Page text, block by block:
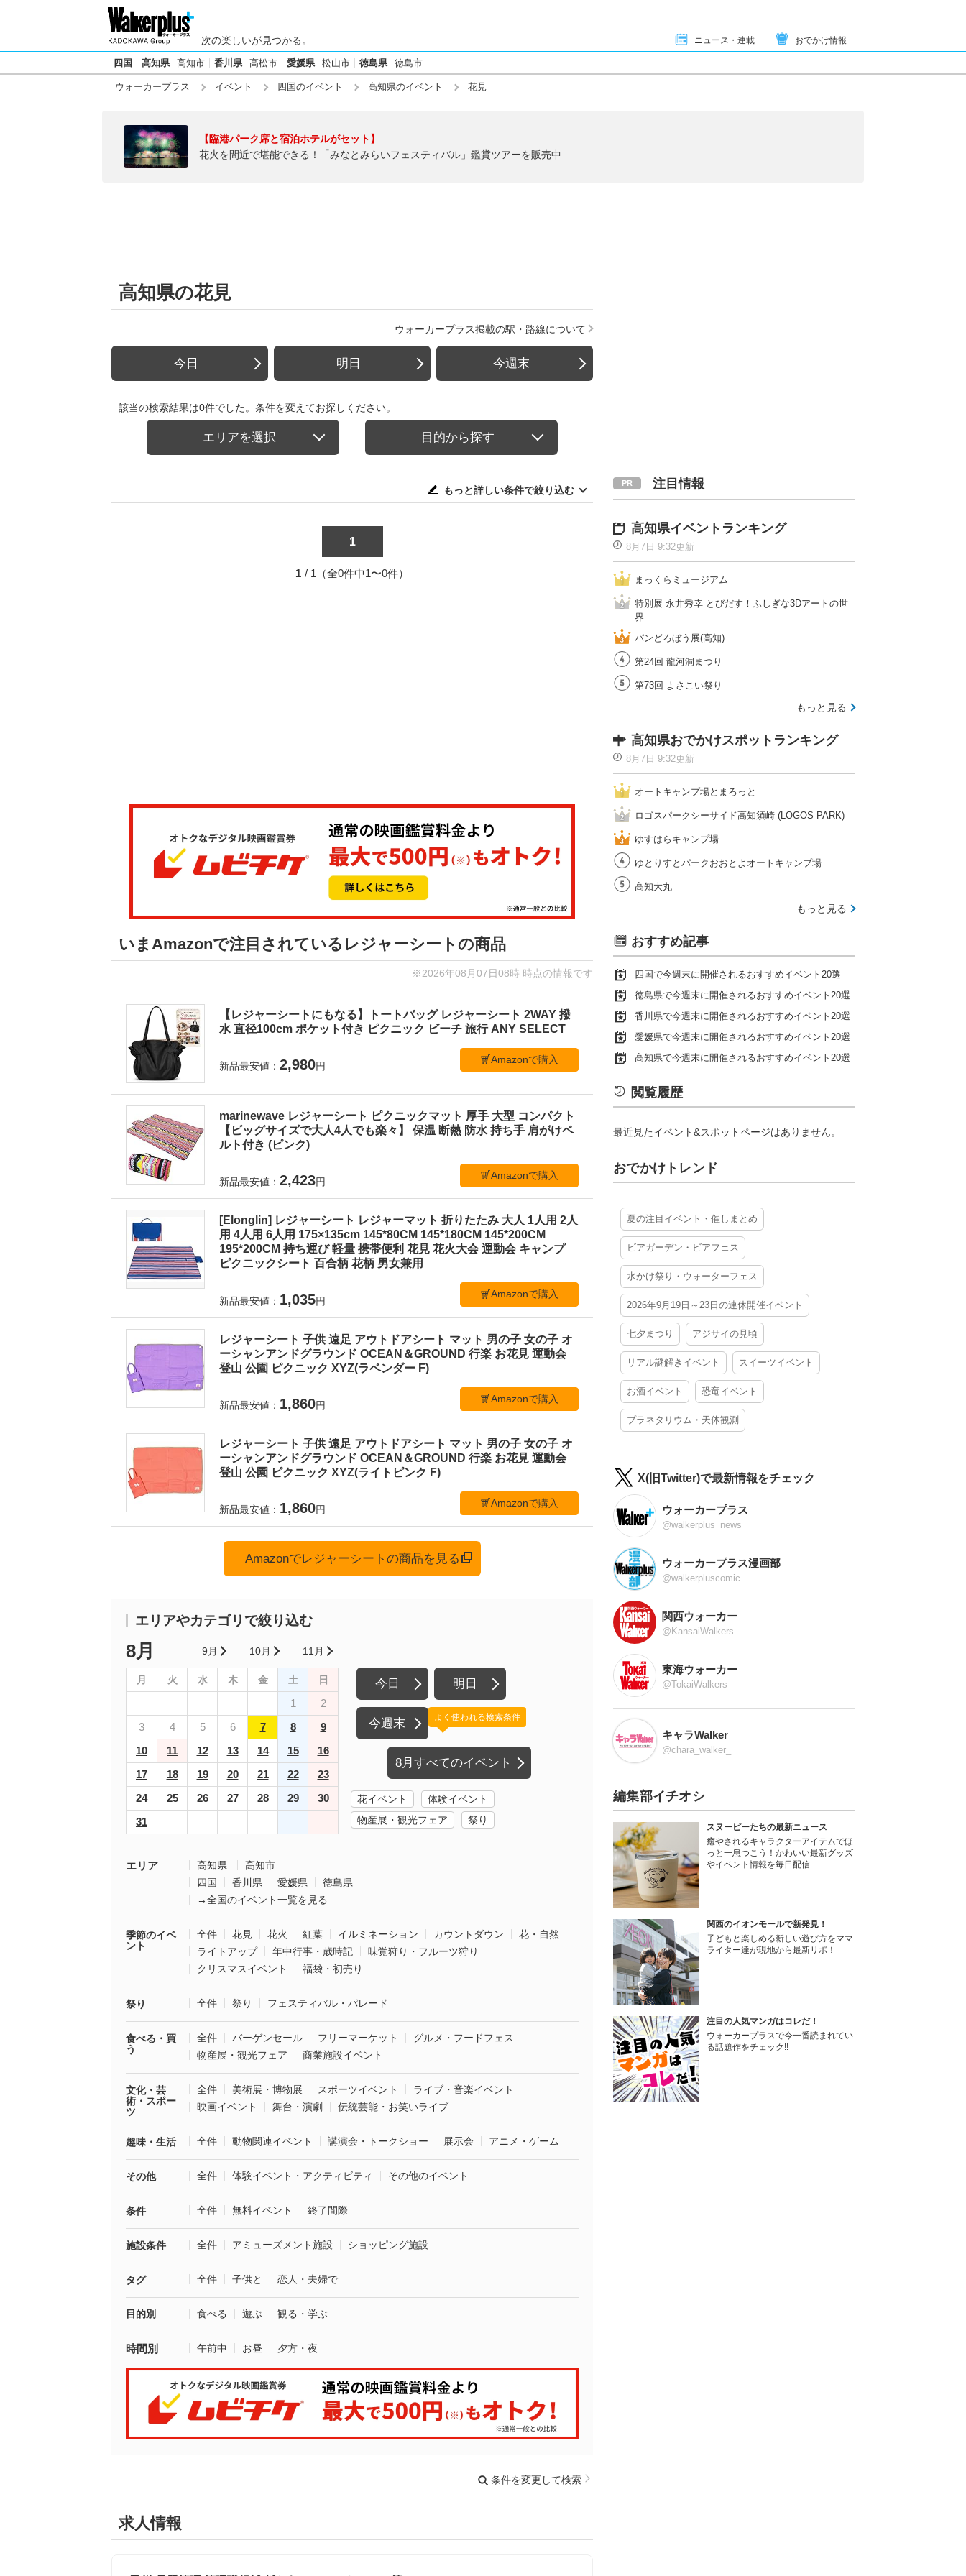
次の楽しいが見つかる。 ニュース・連載 おでかけ情報
四国 高知県 高知市 香川県 高松市 愛媛県 松山市 徳島県 徳島市
ウォーカープラス イベント 四国のイベント 高知県のイベント 花見
【臨港パーク席と宿泊ホテルがセット】
花火を間近で堪能できる！「みなとみらいフェスティバル」鑑賞ツアーを販売中
高知県の花見
ウォーカープラス掲載の駅・路線について
今日 明日 今週末
該当の検索結果は0件でした。条件を変えてお探しください。
エリアを選択 目的から探す
もっと詳しい条件で絞り込む
1
1 / 1（全0件中1〜0件）
いまAmazonで注目されているレジャーシートの商品
※2026年08月07日08時 時点の情報です
【レジャーシートにもなる】トートバッグ レジャーシート 2WAY 撥
水 直径100cm ポケット付き ピクニック ビーチ 旅行 ANY SELECT
新品最安値： 2,980円
Amazonで購入
marinewave レジャーシート ピクニックマット 厚手 大型 コンパクト
【ビッグサイズで大人4人でも楽々】 保温 断熱 防水 持ち手 肩がけベ
ルト付き (ピンク)
新品最安値： 2,423円
Amazonで購入
[Elonglin] レジャーシート レジャーマット 折りたたみ 大人 1人用 2人
用 4人用 6人用 175×135cm 145*80CM 145*180CM 145*200CM
195*200CM 持ち運び 軽量 携帯便利 花見 花火大会 運動会 キャンプ
ピクニックシート 百合柄 花柄 男女兼用
新品最安値： 1,035円
Amazonで購入
レジャーシート 子供 遠足 アウトドアシート マット 男の子 女の子 オ
ーシャンアンドグラウンド OCEAN＆GROUND 行楽 お花見 運動会
登山 公園 ピクニック XYZ(ラベンダー F)
新品最安値： 1,860円
Amazonで購入
レジャーシート 子供 遠足 アウトドアシート マット 男の子 女の子 オ
ーシャンアンドグラウンド OCEAN＆GROUND 行楽 お花見 運動会
登山 公園 ピクニック XYZ(ライトピンク F)
新品最安値： 1,860円
Amazonで購入
Amazonでレジャーシートの商品を見る
エリアやカテゴリで絞り込む
8月 9月 10月 11月
月 火 水 木 金 土 日
1
2
3
4 5 6 7 8
9
10
11 12 13 14 15
16
17
18 19 20 21 22
23
24
25 26 27 28 29
30
31
今日 明日
今週末
8月すべてのイベント
よく使われる検索条件
花イベント
体験イベント
物産展・観光フェア
祭り
エリア 高知県
高知市
四国
香川県 愛媛県
徳島県
→全国のイベント一覧を見る
季節のイベ
ント
全件 花見 花火 紅葉 イルミネーション カウントダウン
花・自然
ライトアップ
年中行事・歳時記
味覚狩り・フルーツ狩り
クリスマスイベント
福袋・初売り
祭り 全件 祭り フェスティバル・パレード
食べる・買
う
全件 バーゲンセール フリーマーケット
グルメ・フードフェス
物産展・観光フェア
商業施設イベント
文化・芸
術・スポー
ツ
全件 美術展・博物展 スポーツイベント
ライブ・音楽イベント
映画イベント
舞台・演劇 伝統芸能・お笑いライブ
趣味・生活 全件 動物関連イベント 講演会・トークショー 展示会 アニメ・ゲーム
その他 全件 体験イベント・アクティビティ その他のイベント
条件 全件 無料イベント 終了間際
施設条件 全件 アミューズメント施設 ショッピング施設
タグ 全件 子供と 恋人・夫婦で
目的別 食べる 遊ぶ 観る・学ぶ
時間別 午前中 お昼 夕方・夜
条件を変更して検索
求人情報
注目情報
高知県イベントランキング
8月7日 9:32更新
まっくらミュージアム
特別展 永井秀幸 とびだす！ふしぎな3Dアートの世
界
パンどろぼう展(高知)
第24回 龍河洞まつり
第73回 よさこい祭り
もっと見る
高知県おでかけスポットランキング
8月7日 9:32更新
オートキャンプ場とまろっと
ロゴスパークシーサイド高知須崎 (LOGOS PARK)
ゆすはらキャンプ場
ゆとりすとパークおおとよオートキャンプ場
高知大丸
もっと見る
おすすめ記事
四国で今週末に開催されるおすすめイベント20選
徳島県で今週末に開催されるおすすめイベント20選
香川県で今週末に開催されるおすすめイベント20選
愛媛県で今週末に開催されるおすすめイベント20選
高知県で今週末に開催されるおすすめイベント20選
閲覧履歴
最近見たイベント&スポットページはありません。
おでかけトレンド
夏の注目イベント・催しまとめ
ビアガーデン・ビアフェス
水かけ祭り・ウォーターフェス
2026年9月19日～23日の連休開催イベント
七夕まつり アジサイの見頃
リアル謎解きイベント スイーツイベント
お酒イベント 恐竜イベント
プラネタリウム・天体観測
X(旧Twitter)で最新情報をチェック
ウォーカープラス
@walkerplus_news
ウォーカープラス漫画部
@walkerpluscomic
関西ウォーカー
@KansaiWalkers
東海ウォーカー
@TokaiWalkers
キャラWalker
@chara_walker_
編集部イチオシ
スヌーピーたちの最新ニュース
癒やされるキャラクターアイテムでほ
っと一息つこう！かわいい最新グッズ
やイベント情報を毎日配信
関西のイオンモールで新発見！
子どもと楽しめる新しい遊び方をママ
ライター達が現地から最新リポ！
注目の人気マンガはコレだ！
ウォーカープラスで今一番読まれてい
る話題作をチェック!!